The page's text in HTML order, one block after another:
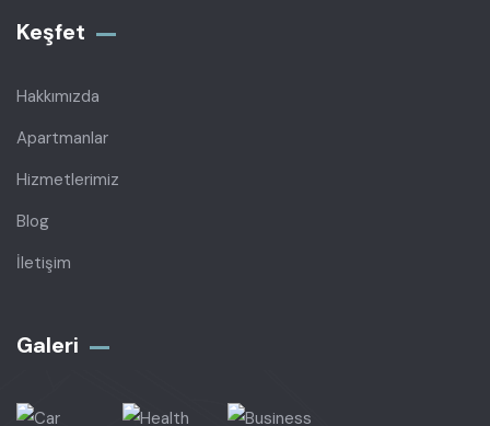
Keşfet
Hakkımızda
Apartmanlar
Hizmetlerimiz
Blog
İletişim
Galeri